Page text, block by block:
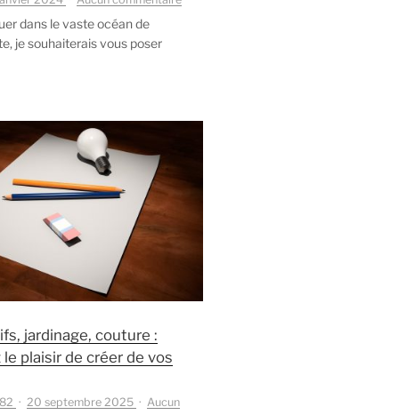
Optimisez
dans le vaste océan de
je souhaiterais vous poser
jardinage, couture :
plaisir de créer de vos
20 septembre 2025
Aucun